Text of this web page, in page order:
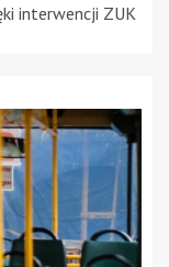
interwencji ZUK